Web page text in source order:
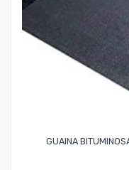
GUAINA